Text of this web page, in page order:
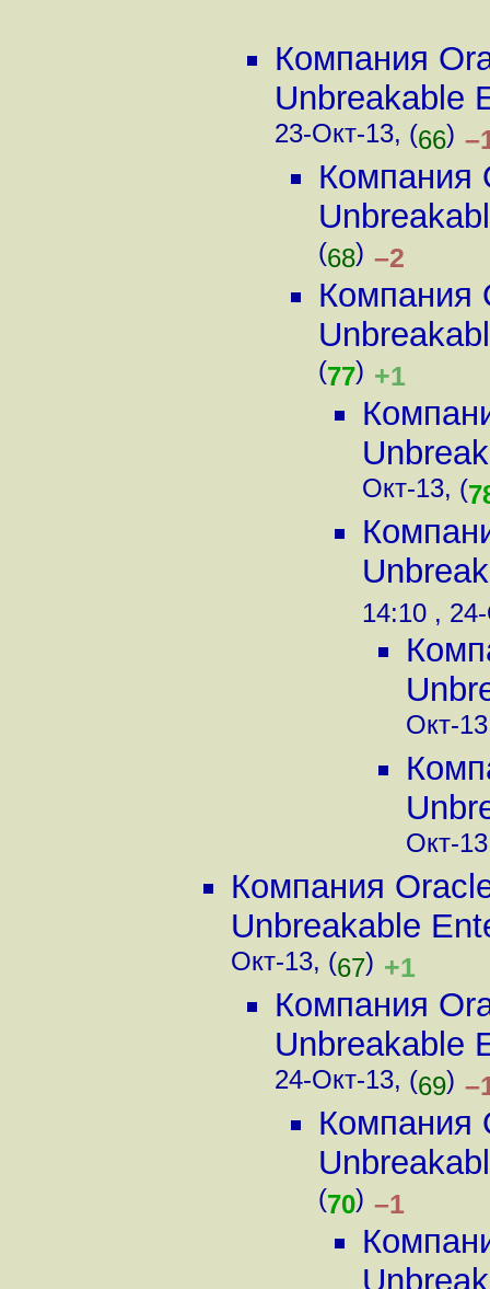
Компания
Unbreakable
23-Окт-13, (66)
Компания
(68) –2
Компания
(77) +1
Окт-13, (
14:10 ,
Окт-
Окт-
Компания
Unbreakable
Окт-13, (67) +1
Компания
Unbreakable
24-Окт-13, (69)
Компания
(70) –1